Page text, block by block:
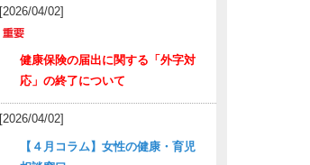
[2026/04/02]
健康保険の届出に関する「外字対
応」の終了について
[2026/04/02]
【４月コラム】女性の健康・育児